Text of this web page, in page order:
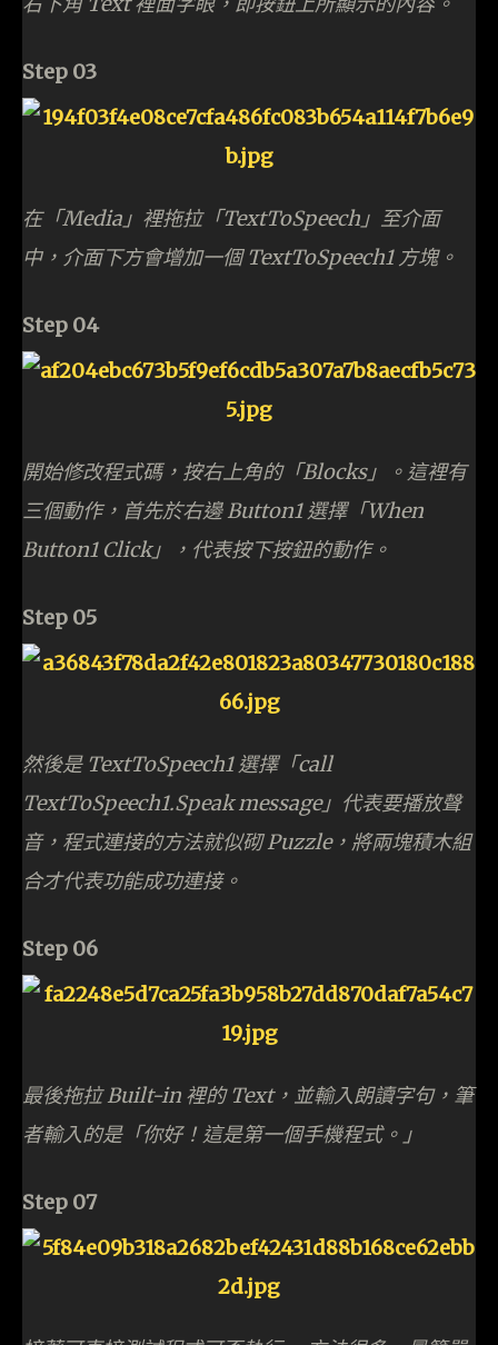
Step 03
在「Media」裡拖拉「TextToSpeech」至介面
中，介面下方會增加一個 TextToSpeech1 方塊。
Step 04
開始修改程式碼，按右上角的「Blocks」。這裡有
三個動作，首先於右邊 Button1 選擇「When
Button1 Click」，代表按下按鈕的動作。
Step 05
然後是 TextToSpeech1 選擇「call
TextToSpeech1.Speak message」代表要播放聲
音，程式連接的方法就似砌 Puzzle，將兩塊積木組
合才代表功能成功連接。
Step 06
最後拖拉 Built-in 裡的 Text，並輸入朗讀字句，筆
者輸入的是「你好！這是第一個手機程式。」
Step 07